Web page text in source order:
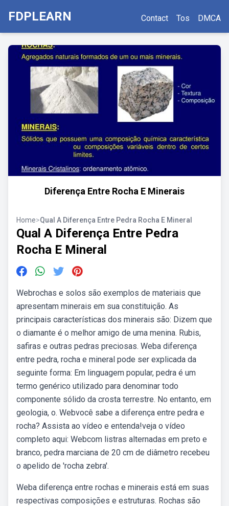
FDPLEARN Contact Tos DMCA
Diferença Entre Rocha E Minerais
Home>Qual A Diferença Entre Pedra Rocha E Mineral
Qual A Diferença Entre Pedra
Rocha E Mineral
Webrochas e solos são exemplos de materiais que
apresentam minerais em sua constituição. As
principais características dos minerais são: Dizem que
o diamante é o melhor amigo de uma menina. Rubis,
safiras e outras pedras preciosas. Weba diferença
entre pedra, rocha e mineral pode ser explicada da
seguinte forma: Em linguagem popular, pedra é um
termo genérico utilizado para denominar todo
componente sólido da crosta terrestre. No entanto, em
geologia, o. Webvocê sabe a diferença entre pedra e
rocha? Assista ao vídeo e entenda!veja o vídeo
completo aqui: Webcom listras alternadas em preto e
branco, pedra marciana de 20 cm de diâmetro recebeu
o apelido de 'rocha zebra'.
Weba diferença entre rochas e minerais está em suas
respectivas composições e estruturas. Rochas são